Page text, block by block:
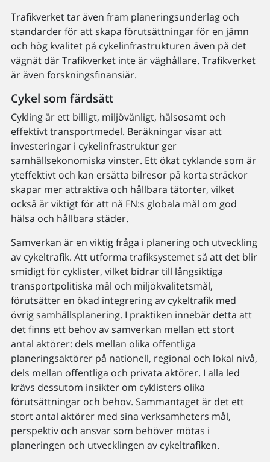
Trafikverket tar även fram planeringsunderlag och
standarder för att skapa förutsättningar för en jämn
och hög kvalitet på cykelinfrastrukturen även på det
vägnät där Trafikverket inte är väghållare. Trafikverket
är även forskningsfinansiär.
Cykel som färdsätt
Cykling är ett billigt, miljövänligt, hälsosamt och
effektivt transportmedel. Beräkningar visar att
investeringar i cykelinfrastruktur ger
samhällsekonomiska vinster. Ett ökat cyklande som är
yteffektivt och kan ersätta bilresor på korta sträckor
skapar mer attraktiva och hållbara tätorter, vilket
också är viktigt för att nå FN:s globala mål om god
hälsa och hållbara städer.
Samverkan är en viktig fråga i planering och utveckling
av cykeltrafik. Att utforma trafiksystemet så att det blir
smidigt för cyklister, vilket bidrar till långsiktiga
transportpolitiska mål och miljökvalitetsmål,
förutsätter en ökad integrering av cykeltrafik med
övrig samhällsplanering. I praktiken innebär detta att
det finns ett behov av samverkan mellan ett stort
antal aktörer: dels mellan olika offentliga
planeringsaktörer på nationell, regional och lokal nivå,
dels mellan offentliga och privata aktörer. I alla led
krävs dessutom insikter om cyklisters olika
förutsättningar och behov. Sammantaget är det ett
stort antal aktörer med sina verksamheters mål,
perspektiv och ansvar som behöver mötas i
planeringen och utvecklingen av cykeltrafiken.